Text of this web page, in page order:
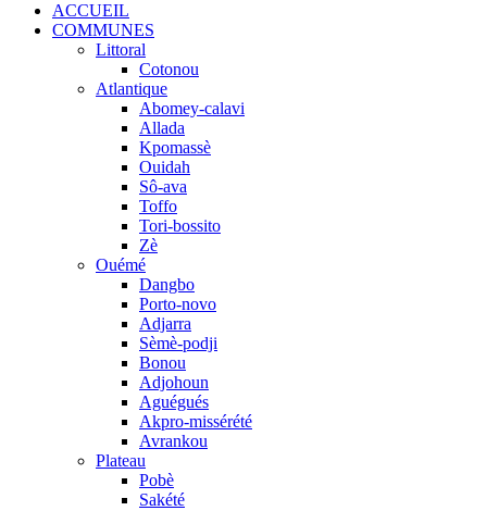
ACCUEIL
COMMUNES
Littoral
Cotonou
Atlantique
Abomey-calavi
Allada
Kpomassè
Ouidah
Sô-ava
Toffo
Tori-bossito
Zè
Ouémé
Dangbo
Porto-novo
Adjarra
Sèmè-podji
Bonou
Adjohoun
Aguégués
Akpro-missérété
Avrankou
Plateau
Pobè
Sakété